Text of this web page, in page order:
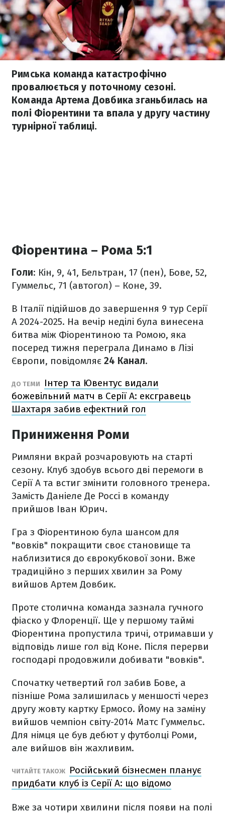
Римська команда катастрофічно
провалюється у поточному сезоні.
Команда Артема Довбика зганьбилась на
полі Фіорентини та впала у другу частину
турнірної таблиці.
Фіорентина – Рома 5:1
Голи: Кін, 9, 41, Бельтран, 17 (пен), Бове, 52,
Гуммельс, 71 (автогол) – Коне, 39.
В Італії підійшов до завершення 9 тур Серії
А 2024-2025. На вечір неділі була винесена
битва між Фіорентиною та Ромою, яка
посеред тижня переграла Динамо в Лізі
Європи, повідомляє 24 Канал.
ДО ТЕМИ
Інтер та Ювентус видали
божевільний матч в Серії А: ексгравець
Шахтаря забив ефектний гол
Приниження Роми
Римляни вкрай розчаровують на старті
сезону. Клуб здобув всього дві перемоги в
Серії А та встиг змінити головного тренера.
Замість Даніеле Де Россі в команду
прийшов Іван Юрич.
Гра з Фіорентиною була шансом для
"вовків" покращити своє становище та
наблизитися до єврокубкової зони. Вже
традиційно з перших хвилин за Рому
вийшов Артем Довбик.
Проте столична команда зазнала гучного
фіаско у Флоренції. Ще у першому таймі
Фіорентина пропустила тричі, отримавши у
відповідь лише гол від Коне. Після перерви
господарі продовжили добивати "вовків".
Спочатку четвертий гол забив Бове, а
пізніше Рома залишилась у меншості через
другу жовту картку Ермосо. Йому на заміну
вийшов чемпіон світу-2014 Матс Гуммельс.
Для німця це був дебют у футболці Роми,
але вийшов він жахливим.
ЧИТАЙТЕ ТАКОЖ
Російський бізнесмен планує
придбати клуб із Серії А: що відомо
Вже за чотири хвилини після появи на полі